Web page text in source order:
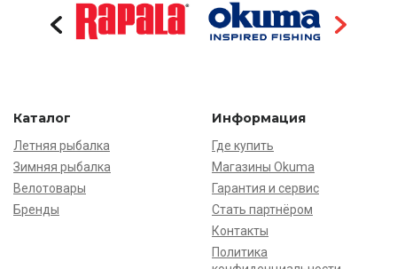
Каталог
Летняя рыбалка
Зимняя рыбалка
Велотовары
Бренды
Информация
Где купить
Магазины Okuma
Гарантия и сервис
Стать партнёром
Контакты
Политика